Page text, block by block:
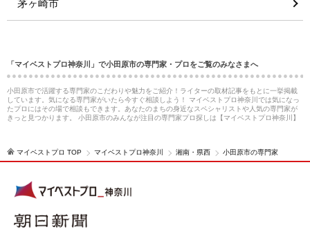
茅ヶ崎市
「マイベストプロ神奈川」で小田原市の専門家・プロをご覧のみなさまへ
小田原市で活躍する専門家のこだわりや魅力をご紹介！ライターの取材記事をもとに一挙掲載
しています。気になる専門家がいたら今すぐ相談しよう！ マイベストプロ神奈川では気になっ
たプロにはその場で相談もできます。あなたのまちの身近なスペシャリストや人気の専門家が
きっと見つかります。 小田原市のみんなが注目の専門家プロ探しは【マイベストプロ神奈川】
マイベストプロ TOP マイベストプロ神奈川 湘南・県西 小田原市の専門家